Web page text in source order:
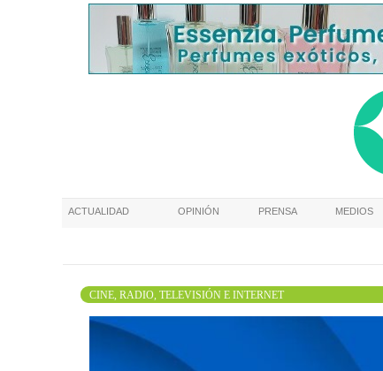
ACTUALIDAD OPINIÓN PRENSA MEDIOS
CINE, RADIO, TELEVISIÓN E INTERNET